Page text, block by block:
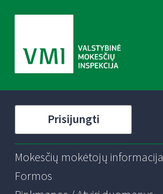
Prisijungti
Mokesčių mokėtojų informacija
Formos